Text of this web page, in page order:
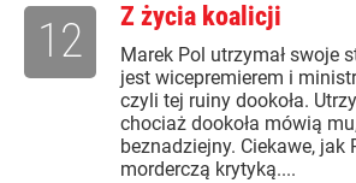
Z życia koalicji
Marek Pol utrzymał swoje
jest wicepremierem i
czyli tej ruiny dookoła.
chociaż dookoła mówią
beznadziejny. Ciekawe, jak
morderczą krytyką....
12